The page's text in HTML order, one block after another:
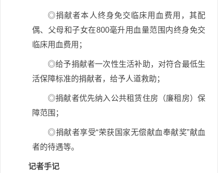
◎捐献者本人终身免交临床用血费用，其配
偶、父母和子女在800毫升用血量范围内终身免交
临床用血费用；
◎给予捐献者一次性生活补助，对符合最低生
活保障标准的捐献者，给予人道救助；
◎捐献者优先纳入公共租赁住房（廉租房）保
障范围；
◎捐献者享受“荣获国家无偿献血奉献奖”献血
者的待遇等。
记者手记